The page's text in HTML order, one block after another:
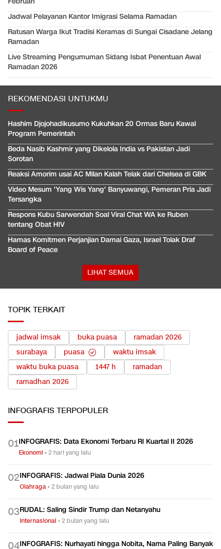
Jadwal Pelayanan Kantor Imigrasi Selama Ramadan
Ratusan Warga Ikut Tradisi Keramas di Sungai Cisadane Jelang
Ramadan
Live Streaming Pengumuman Sidang Isbat Penentuan Awal
Ramadan 2026
REKOMENDASI UNTUKMU
Hashim Djojohadikusumo Kukuhkan 20 Ormas Baru Kawal
Program Pemerintah
Beda Nasib Kashmir yang Dikelola India vs Pakistan Jadi
Sorotan
Reaksi Amorim usai AC Milan Kalah Telak dari Chelsea di GBK
Video Mesum 'Yang Wis Yang' Banyuwangi, Pemeran Pria Jadi
Tersangka
Respons Kubu Sarwendah Soal Viral Chat WA ke Ruben
tentang Obat HIV
Hamas Komitmen Perjanjian Damai Gaza, Israel Tolak Draf
Board of Peace
LIHAT SEMUA
TOPIK TERKAIT
jadwal imsak buka puasa
ramadan 2026
surabaya
puasa
waktu imsak
waktu buka puasa
1447 h
ramadan
ramadhan 2026
INFOGRAFIS TERPOPULER
01INFOGRAFIS: Data Ekonomi Terbaru RI Kuartal II 2026
Ekonomi •2 hari yang lalu
02INFOGRAFIS: Jadwal Piala Dunia 2026
Olahraga •2 bulan yang lalu
03RUDAL: Saling Sindir Trump dan Netanyahu
Internasional •2 bulan yang lalu
04INFOGRAFIS: Nurhayati hingga Nobita, Nama Paling Banyak